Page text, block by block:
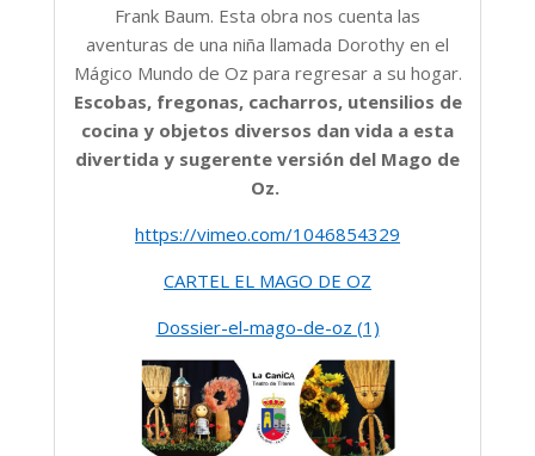
Frank Baum. Esta obra nos cuenta las
aventuras de una niña llamada Dorothy en el
Mágico Mundo de Oz para regresar a su hogar.
Escobas, fregonas, cacharros, utensilios de
cocina y objetos diversos dan vida a esta
divertida y sugerente versión del Mago de
Oz.
https://vimeo.com/1046854329
CARTEL EL MAGO DE OZ
Dossier-el-mago-de-oz (1)